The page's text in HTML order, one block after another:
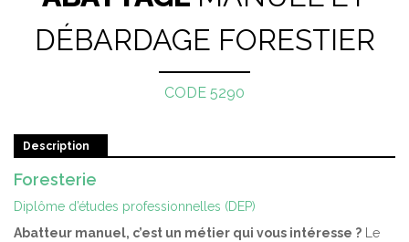
DÉBARDAGE FORESTIER
CODE 5290
Description
Foresterie
Diplôme d’études professionnelles (DEP)
Abatteur manuel, c’est un métier qui vous intéresse ? Le